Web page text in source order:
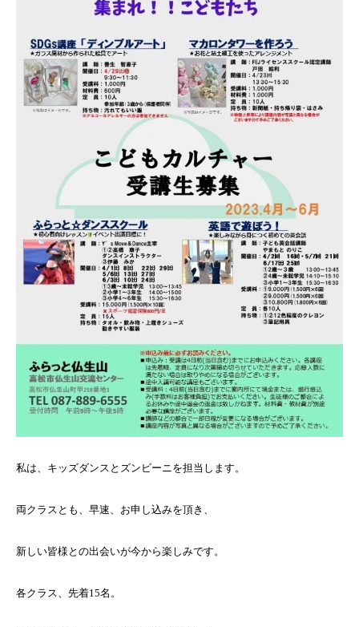
私は、キッズダンスとズンビーニを担当します。
両クラスとも、早速、お申し込みを頂き、
新しい皆様との出会いが今から楽しみです。
各クラス、先着15名。